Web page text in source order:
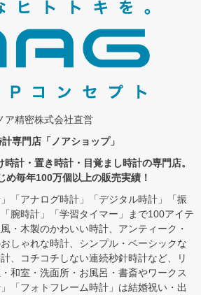
ア精密株式会社直営
専門店「ノアショップ」
計・置き時計・目覚まし時計の専門店。
め毎年100万個以上の販売実績！
「アナログ時計」「デジタル時計」「振
腕時計」「学習タイマー」まで100アイテ
・木製のかわいい時計、アンティーク・
しゃれな時計、シンプル・ベーシックな
、コチコチしない連続秒針時計など、リ
和室・洗面所・お風呂・書斎やワークス
「フォトフレーム時計」は結婚祝い・出